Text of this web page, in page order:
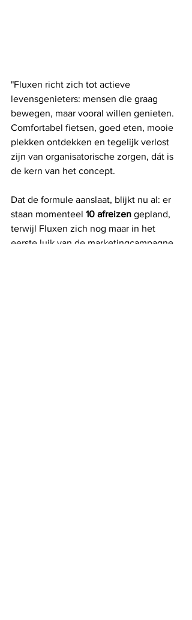
"Fluxen richt zich tot actieve
levensgenieters: mensen die graag
bewegen, maar vooral willen genieten.
Comfortabel fietsen, goed eten, mooie
plekken ontdekken en tegelijk verlost
zijn van organisatorische zorgen, dát is
de kern van het concept.
Dat de formule aanslaat, blijkt nu al: er
staan momenteel 10 afreizen gepland,
terwijl Fluxen zich nog maar in het
eerste luik van de marketingcampagne